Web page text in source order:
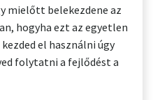
mielőtt belekezdene az
hogyha ezt az egyetlen
el használni úgy
folytatni a fejlődést a